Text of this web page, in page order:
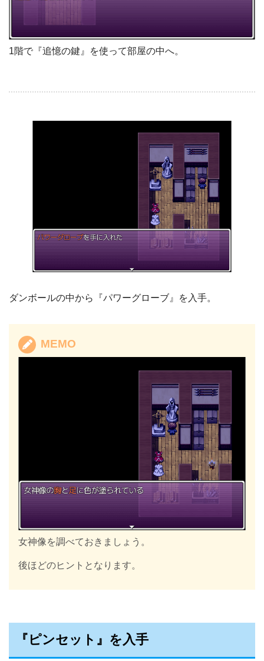
1階で『追憶の鍵』を使って部屋の中へ。
ダンボールの中から『パワーグローブ』を入手。
MEMO
女神像を調べておきましょう。
後ほどのヒントとなります。
『ピンセット』を入手